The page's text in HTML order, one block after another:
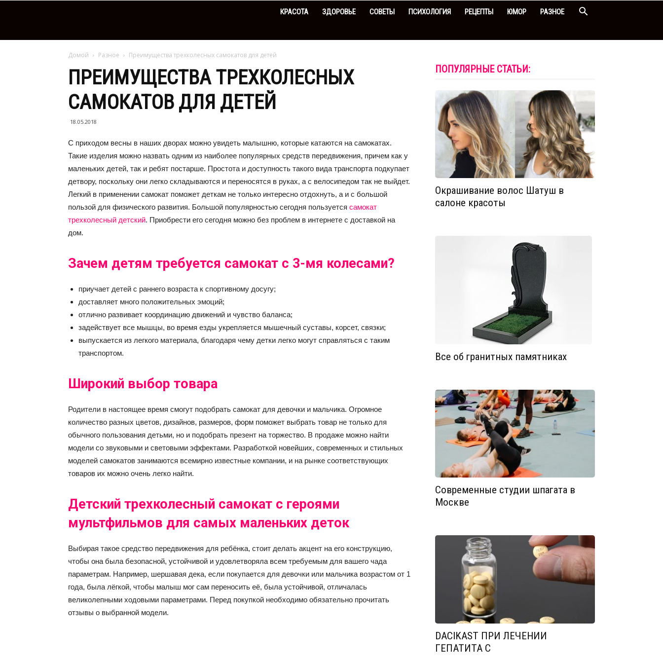
КРАСОТА ЗДОРОВЬЕ СОВЕТЫ ПСИХОЛОГИЯ РЕЦЕПТЫ ЮМОР РАЗНОЕ
Домой Разное Преимущества трехколесных самокатов для детей
ПРЕИМУЩЕСТВА ТРЕХКОЛЕСНЫХ
САМОКАТОВ ДЛЯ ДЕТЕЙ
18.05.2018
С приходом весны в наших дворах можно увидеть малышню, которые катаются на самокатах.
Такие изделия можно назвать одним из наиболее популярных средств передвижения, причем как у
маленьких детей, так и ребят постарше. Простота и доступность такого вида транспорта подкупает
детвору, поскольку они легко складываются и переносятся в руках, а с велосипедом так не выйдет.
Легкий в применении самокат поможет деткам не только интересно отдохнуть, а и с большой
пользой для физического развития. Большой популярностью сегодня пользуется самокат
трехколесный детский. Приобрести его сегодня можно без проблем в интернете с доставкой на
дом.
Зачем детям требуется самокат с 3-мя колесами?
приучает детей с раннего возраста к спортивному досугу;
доставляет много положительных эмоций;
отлично развивает координацию движений и чувство баланса;
задействует все мышцы, во время езды укрепляется мышечный суставы, корсет, связки;
выпускается из легкого материала, благодаря чему детки легко могут справляться с таким
транспортом.
Широкий выбор товара
Родители в настоящее время смогут подобрать самокат для девочки и мальчика. Огромное
количество разных цветов, дизайнов, размеров, форм поможет выбрать товар не только для
обычного пользования детьми, но и подобрать презент на торжество. В продаже можно найти
модели со звуковыми и световыми эффектами. Разработкой новейших, современных и стильных
моделей самокатов занимаются всемирно известные компании, и на рынке соответствующих
товаров их можно очень легко найти.
Детский трехколесный самокат с героями
мультфильмов для самых маленьких деток
Выбирая такое средство передвижения для ребёнка, стоит делать акцент на его конструкцию,
чтобы она была безопасной, устойчивой и удовлетворяла всем требуемым для вашего чада
параметрам. Например, шершавая дека, если покупается для девочки или мальчика возрастом от 1
года, была лёгкой, чтобы малыш мог сам переносить её, была устойчивой, отличалась
великолепными ходовыми параметрами. Перед покупкой необходимо обязательно прочитать
отзывы о выбранной модели.
ПОПУЛЯРНЫЕ СТАТЬИ:
Окрашивание волос Шатуш в
салоне красоты
Все об гранитных памятниках
Современные студии шпагата в
Москве
DACIKAST ПРИ ЛЕЧЕНИИ
ГЕПАТИТА С